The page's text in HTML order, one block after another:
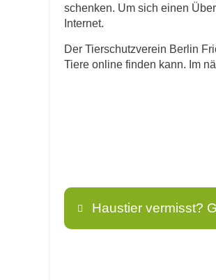
schenken. Um sich einen
Internet.
Der Tierschutzverein Berlin
Tiere online finden kann. Im
Haustier vermisst?